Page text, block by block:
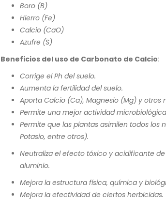
Boro (B)
Hierro (Fe)
Calcio (CaO)
Azufre (S)
Beneficios del uso de Carbonato de Calcio:
Corrige el Ph del suelo.
Aumenta la fertilidad del suelo.
Aporta Calcio (Ca), Magnesio (Mg) y otros
Permite una mejor actividad
Permite que las plantas asimilen todos los
Potasio, entre otros).
Neutraliza el efecto tóxico y acidificante
aluminio.
Mejora la estructura física, química y
Mejora la efectividad de ciertos herbicidas.